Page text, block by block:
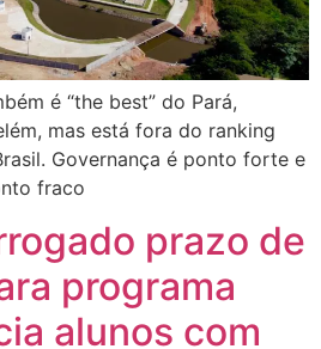
é “the best” do Pará,
mas está fora do ranking
Governança é ponto forte e
fraco
prazo de
programa
alunos com